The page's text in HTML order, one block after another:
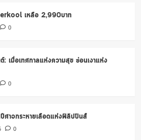
เหลือ 2,990บาท
0
เมื่อเทศกาลแห่งความสุข ซ่อนเงาแห่ง
0
าจกระหายเลือดแห่งฟิลิปปินส์
0